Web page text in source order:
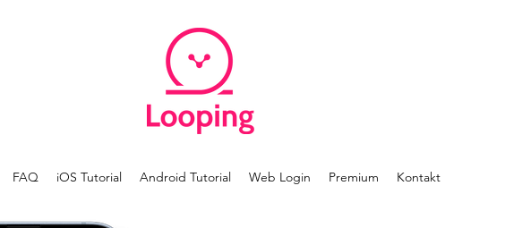
FAQ iOS Tutorial Android Tutorial Web Login Premium Kontakt